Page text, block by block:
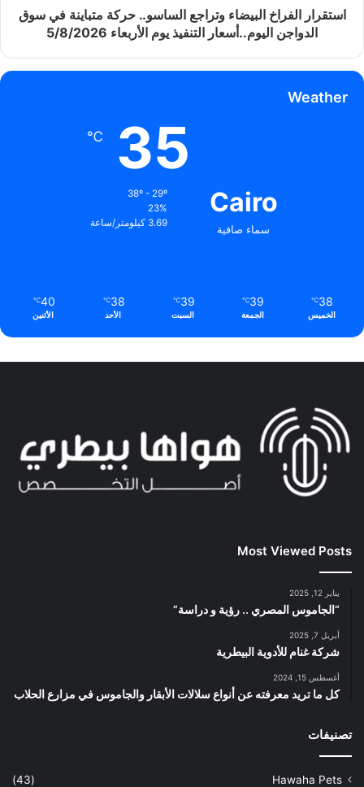
استقرار الفراخ البيضاء وتراجع الساسو.. حركة متباينة في سوق
الدواجن اليوم..أسعار التنفيذ يوم الأربعاء 5/8/2026
Weather
Cairo
سماء صافية
35
℃
38º - 29º
23%
3.69 كيلومتر/ساعة
38
℃
الخميس
39
℃
الجمعة
39
℃
السبت
38
℃
الأحد
40
℃
الأثنين
Most Viewed Posts
يناير 12, 2025
“الجاموس المصري .. رؤية و دراسة”
أبريل 7, 2025
شركة غنام للأدوية البيطرية
أغسطس 15, 2024
كل ما تريد معرفته عن أنواع سلالات الأبقار والجاموس في مزارع الحلاب
تصنيفات
Hawaha Pets
(43)